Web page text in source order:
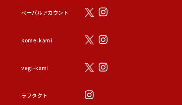
ぺーパルアカウント
kome-kami
vegi-kami
ラフタクト